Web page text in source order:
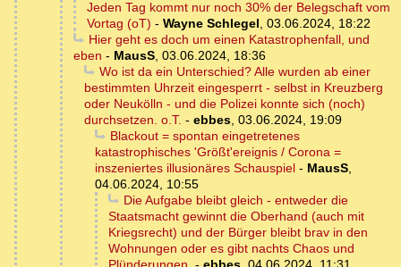
Jeden Tag kommt nur noch 30% der Belegschaft vom
Vortag (oT) - Wayne Schlegel, 03.06.2024, 18:22
Hier geht es doch um einen Katastrophenfall, und
eben - MausS, 03.06.2024, 18:36
Wo ist da ein Unterschied? Alle wurden ab einer
bestimmten Uhrzeit eingesperrt - selbst in Kreuzberg
oder Neukölln - und die Polizei konnte sich (noch)
durchsetzen. o.T. - ebbes, 03.06.2024, 19:09
Blackout = spontan eingetretenes
katastrophisches 'Größt'ereignis / Corona =
inszeniertes illusionäres Schauspiel - MausS,
04.06.2024, 10:55
Die Aufgabe bleibt gleich - entweder die
Staatsmacht gewinnt die Oberhand (auch mit
Kriegsrecht) und der Bürger bleibt brav in den
Wohnungen oder es gibt nachts Chaos und